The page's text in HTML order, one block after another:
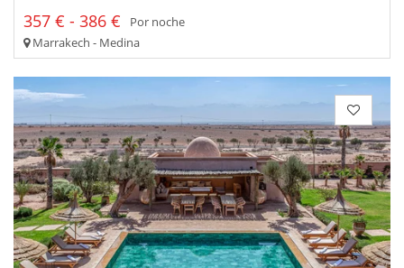
357 € - 386 €
Por noche
Marrakech - Medina